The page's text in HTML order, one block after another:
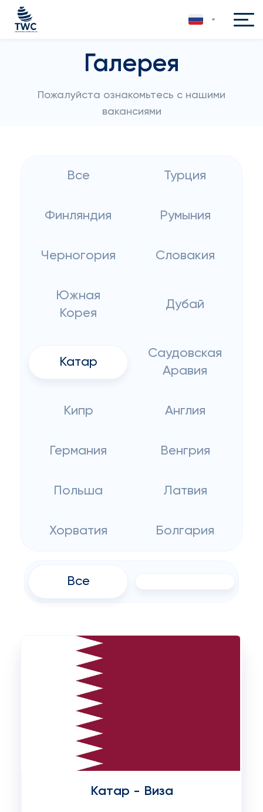
Галерея
Пожалуйста ознакомьтесь с нашими
вакансиями
Все Турция
Финляндия Румыния
Черногория Словакия
Южная
Корея
Дубай
Катар
Саудовская
Аравия
Кипр Англия
Германия Венгрия
Польша Латвия
Хорватия Болгария
Все
Катар - Виза